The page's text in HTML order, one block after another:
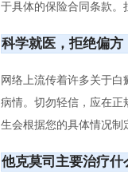
于具体的保险合同条款。
科学就医，拒绝偏方
网络上流传着许多关于
病情。切勿轻信，应在正
生会根据您的具体情况制
他克莫司主要治疗